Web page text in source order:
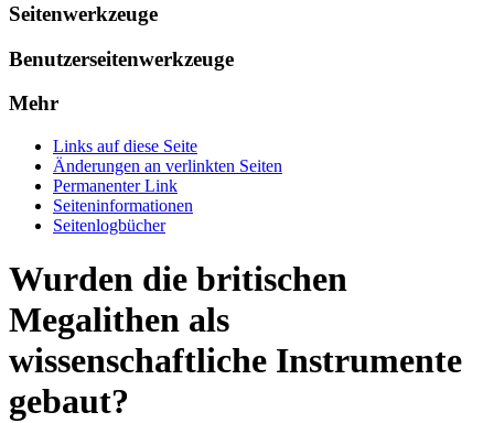
Seitenwerkzeuge
Benutzerseitenwerkzeuge
Mehr
Links auf diese Seite
Änderungen an verlinkten Seiten
Permanenter Link
Seiten­informationen
Seitenlogbücher
Wurden die britischen
Megalithen als
wissenschaftliche Instrumente
gebaut?